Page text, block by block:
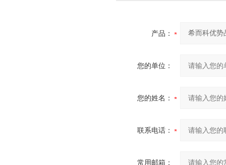
产品：
您的单位：
您的姓名：
联系电话：
常用邮箱：